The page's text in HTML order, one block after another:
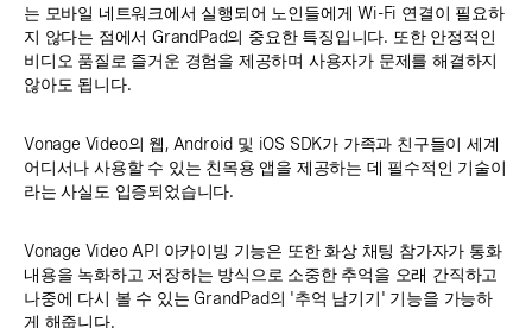
는 모바일 네트워크에서 실행되어 노인들에게 Wi-Fi 연결이 필요하
지 않다는 점에서 GrandPad의 중요한 특징입니다. 또한 안정적인
비디오 품질로 즐거운 경험을 제공하며 사용자가 문제를 해결하지
않아도 됩니다.
Vonage Video의 웹, Android 및 iOS SDK가 가족과 친구들이 세계
어디서나 사용할 수 있는 친목용 앱을 제공하는 데 필수적인 기술이
라는 사실도 입증되었습니다.
Vonage Video API 아카이빙 기능은 또한 화상 채팅 참가자가 통화
내용을 녹화하고 저장하는 방식으로 소중한 추억을 오래 간직하고
나중에 다시 볼 수 있는 GrandPad의 '추억 남기기' 기능을 가능하
게 해줍니다.